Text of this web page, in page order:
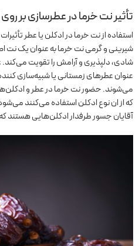
تأثیر نت خرما در عطرسازی بر
استفاده از نت خرما در ادکلن یا عطر
شیرینی و گرمی نت خرما به عنوان یک نت
شادی، دلپذیری و آرامش را تقویت
عنوان عطرهای زمستانی یا شبیه‌سازی
می‌شوند. حضور نت خرما در عطر و
که از ان نوع ادکلن استفاده می‌کنند
آقایان جسور طرفدار ادکلن‌هایی هستند